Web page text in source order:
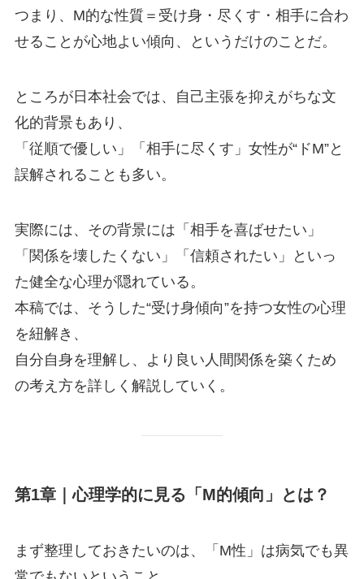
つまり、M的な性質＝受け身・尽くす・相手に合わ
せることが心地よい傾向、というだけのことだ。
ところが日本社会では、自己主張を抑えがちな文
化的背景もあり、
「従順で優しい」「相手に尽くす」女性が“ドM”と
誤解されることも多い。
実際には、その背景には「相手を喜ばせたい」
「関係を壊したくない」「信頼されたい」といっ
た健全な心理が隠れている。
本稿では、そうした“受け身傾向”を持つ女性の心理
を紐解き、
自分自身を理解し、より良い人間関係を築くため
の考え方を詳しく解説していく。
第1章｜心理学的に見る「M的傾向」とは？
まず整理しておきたいのは、「M性」は病気でも異